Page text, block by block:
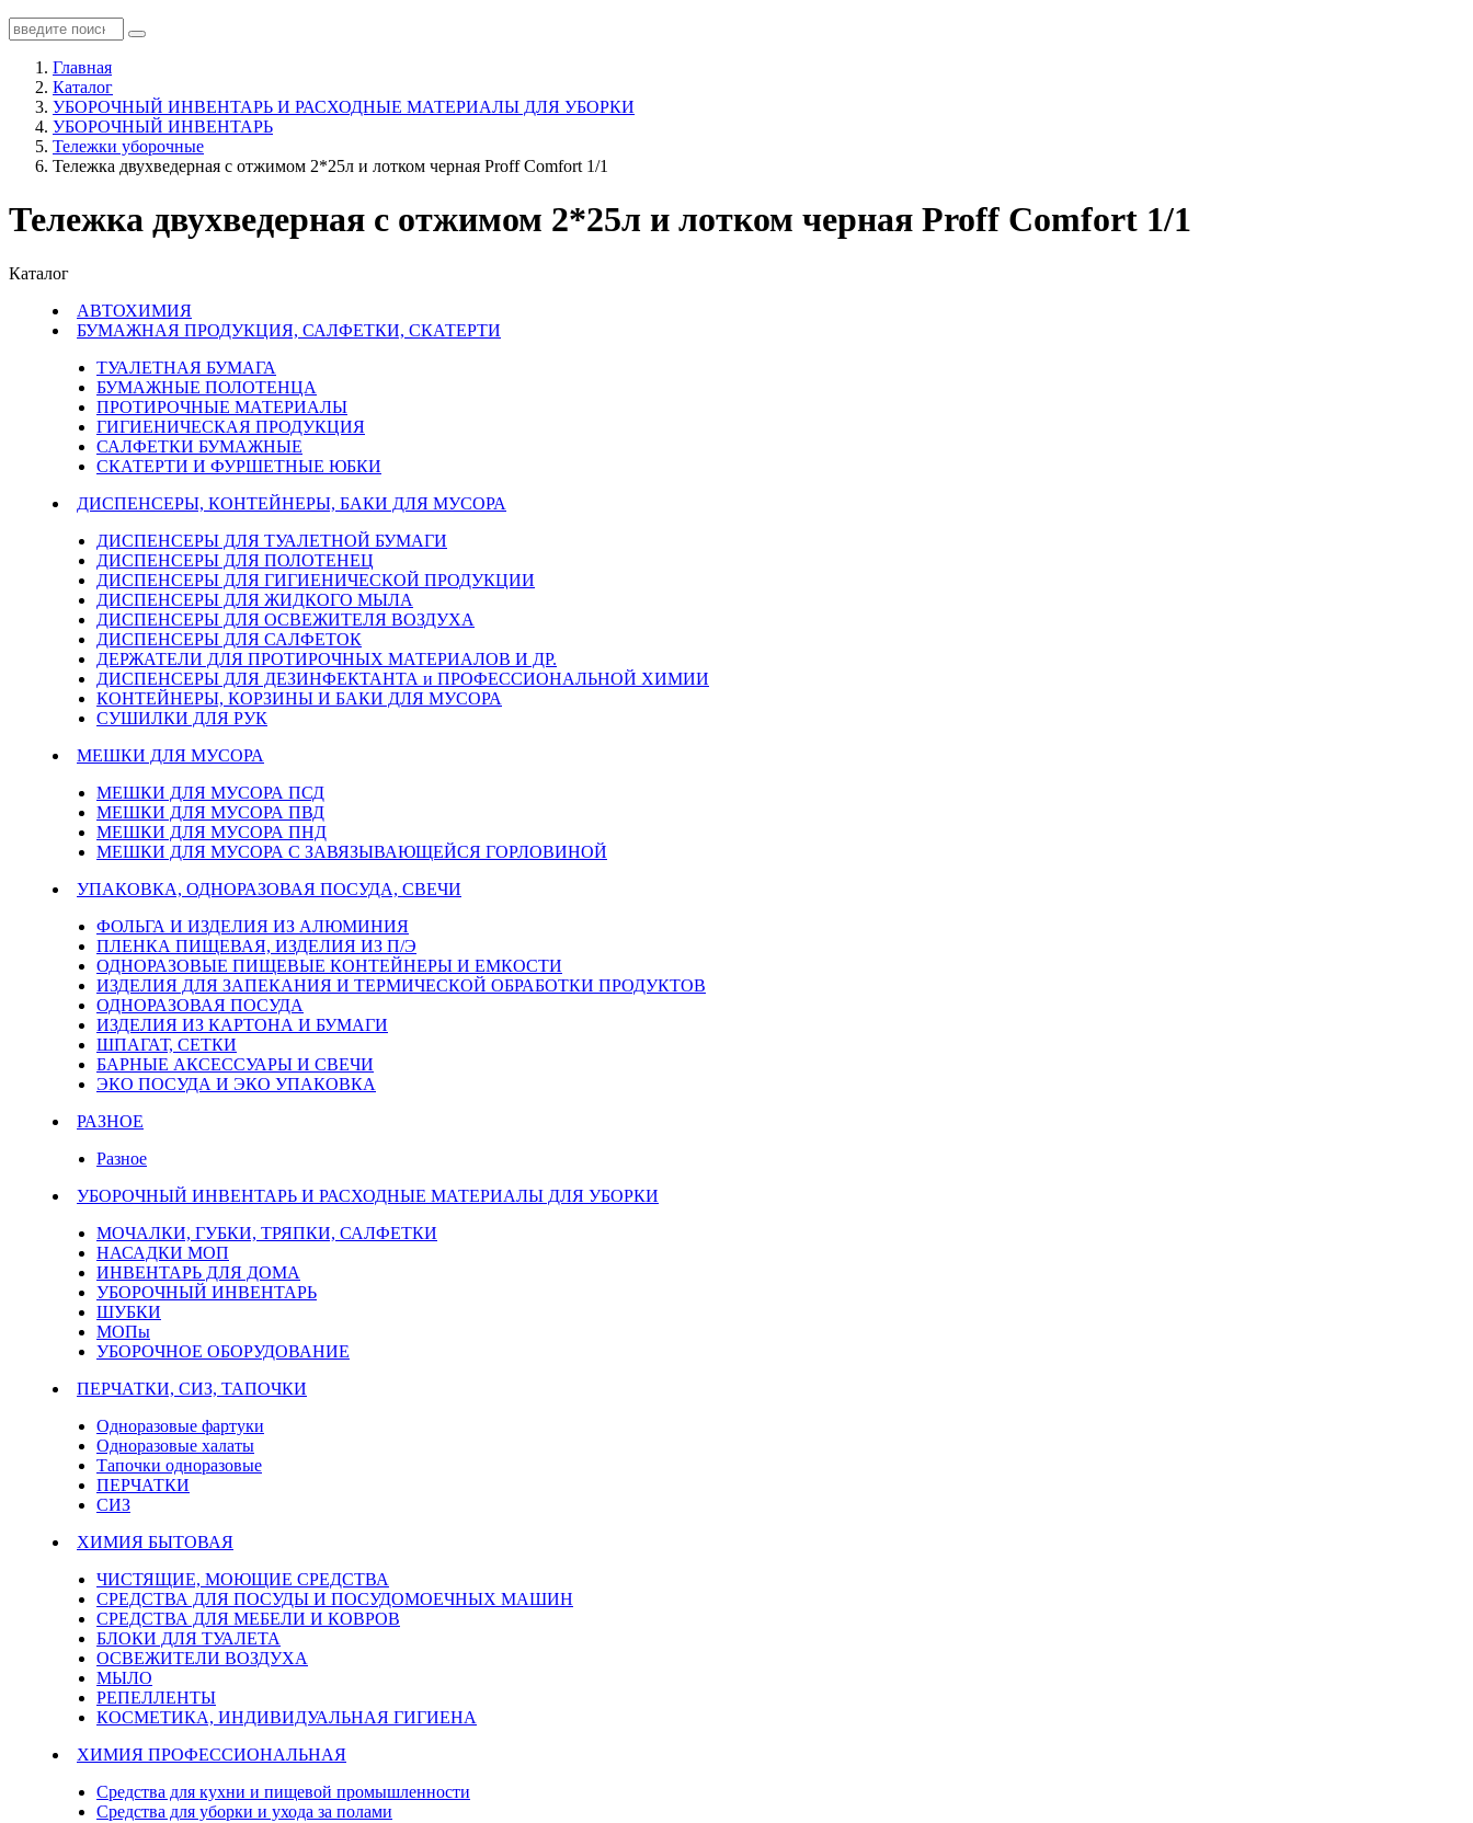
Главная
Каталог
УБОРОЧНЫЙ ИНВЕНТАРЬ И РАСХОДНЫЕ МАТЕРИАЛЫ ДЛЯ УБОРКИ
УБОРОЧНЫЙ ИНВЕНТАРЬ
Тележки уборочные
Тележка двухведерная с отжимом 2*25л и лотком черная Proff Comfort 1/1
Тележка двухведерная с отжимом 2*25л и лотком черная Proff Comfort 1/1
Каталог
АВТОХИМИЯ
БУМАЖНАЯ ПРОДУКЦИЯ, САЛФЕТКИ, СКАТЕРТИ
ТУАЛЕТНАЯ БУМАГА
БУМАЖНЫЕ ПОЛОТЕНЦА
ПРОТИРОЧНЫЕ МАТЕРИАЛЫ
ГИГИЕНИЧЕСКАЯ ПРОДУКЦИЯ
САЛФЕТКИ БУМАЖНЫЕ
СКАТЕРТИ И ФУРШЕТНЫЕ ЮБКИ
ДИСПЕНСЕРЫ, КОНТЕЙНЕРЫ, БАКИ ДЛЯ МУСОРА
ДИСПЕНСЕРЫ ДЛЯ ТУАЛЕТНОЙ БУМАГИ
ДИСПЕНСЕРЫ ДЛЯ ПОЛОТЕНЕЦ
ДИСПЕНСЕРЫ ДЛЯ ГИГИЕНИЧЕСКОЙ ПРОДУКЦИИ
ДИСПЕНСЕРЫ ДЛЯ ЖИДКОГО МЫЛА
ДИСПЕНСЕРЫ ДЛЯ ОСВЕЖИТЕЛЯ ВОЗДУХА
ДИСПЕНСЕРЫ ДЛЯ САЛФЕТОК
ДЕРЖАТЕЛИ ДЛЯ ПРОТИРОЧНЫХ МАТЕРИАЛОВ И ДР.
ДИСПЕНСЕРЫ ДЛЯ ДЕЗИНФЕКТАНТА и ПРОФЕССИОНАЛЬНОЙ ХИМИИ
КОНТЕЙНЕРЫ, КОРЗИНЫ И БАКИ ДЛЯ МУСОРА
СУШИЛКИ ДЛЯ РУК
МЕШКИ ДЛЯ МУСОРА
МЕШКИ ДЛЯ МУСОРА ПСД
МЕШКИ ДЛЯ МУСОРА ПВД
МЕШКИ ДЛЯ МУСОРА ПНД
МЕШКИ ДЛЯ МУСОРА С ЗАВЯЗЫВАЮЩЕЙСЯ ГОРЛОВИНОЙ
УПАКОВКА, ОДНОРАЗОВАЯ ПОСУДА, СВЕЧИ
ФОЛЬГА И ИЗДЕЛИЯ ИЗ АЛЮМИНИЯ
ПЛЕНКА ПИЩЕВАЯ, ИЗДЕЛИЯ ИЗ П/Э
ОДНОРАЗОВЫЕ ПИЩЕВЫЕ КОНТЕЙНЕРЫ И ЕМКОСТИ
ИЗДЕЛИЯ ДЛЯ ЗАПЕКАНИЯ И ТЕРМИЧЕСКОЙ ОБРАБОТКИ ПРОДУКТОВ
ОДНОРАЗОВАЯ ПОСУДА
ИЗДЕЛИЯ ИЗ КАРТОНА И БУМАГИ
ШПАГАТ, СЕТКИ
БАРНЫЕ АКСЕССУАРЫ И СВЕЧИ
ЭКО ПОСУДА И ЭКО УПАКОВКА
РАЗНОЕ
Разное
УБОРОЧНЫЙ ИНВЕНТАРЬ И РАСХОДНЫЕ МАТЕРИАЛЫ ДЛЯ УБОРКИ
МОЧАЛКИ, ГУБКИ, ТРЯПКИ, САЛФЕТКИ
НАСАДКИ МОП
ИНВЕНТАРЬ ДЛЯ ДОМА
УБОРОЧНЫЙ ИНВЕНТАРЬ
ШУБКИ
МОПы
УБОРОЧНОЕ ОБОРУДОВАНИЕ
ПЕРЧАТКИ, СИЗ, ТАПОЧКИ
Одноразовые фартуки
Одноразовые халаты
Тапочки одноразовые
ПЕРЧАТКИ
СИЗ
ХИМИЯ БЫТОВАЯ
ЧИСТЯЩИЕ, МОЮЩИЕ СРЕДСТВА
СРЕДСТВА ДЛЯ ПОСУДЫ И ПОСУДОМОЕЧНЫХ МАШИН
СРЕДСТВА ДЛЯ МЕБЕЛИ И КОВРОВ
БЛОКИ ДЛЯ ТУАЛЕТА
ОСВЕЖИТЕЛИ ВОЗДУХА
МЫЛО
РЕПЕЛЛЕНТЫ
КОСМЕТИКА, ИНДИВИДУАЛЬНАЯ ГИГИЕНА
ХИМИЯ ПРОФЕССИОНАЛЬНАЯ
Средства для кухни и пищевой промышленности
Средства для уборки и ухода за полами